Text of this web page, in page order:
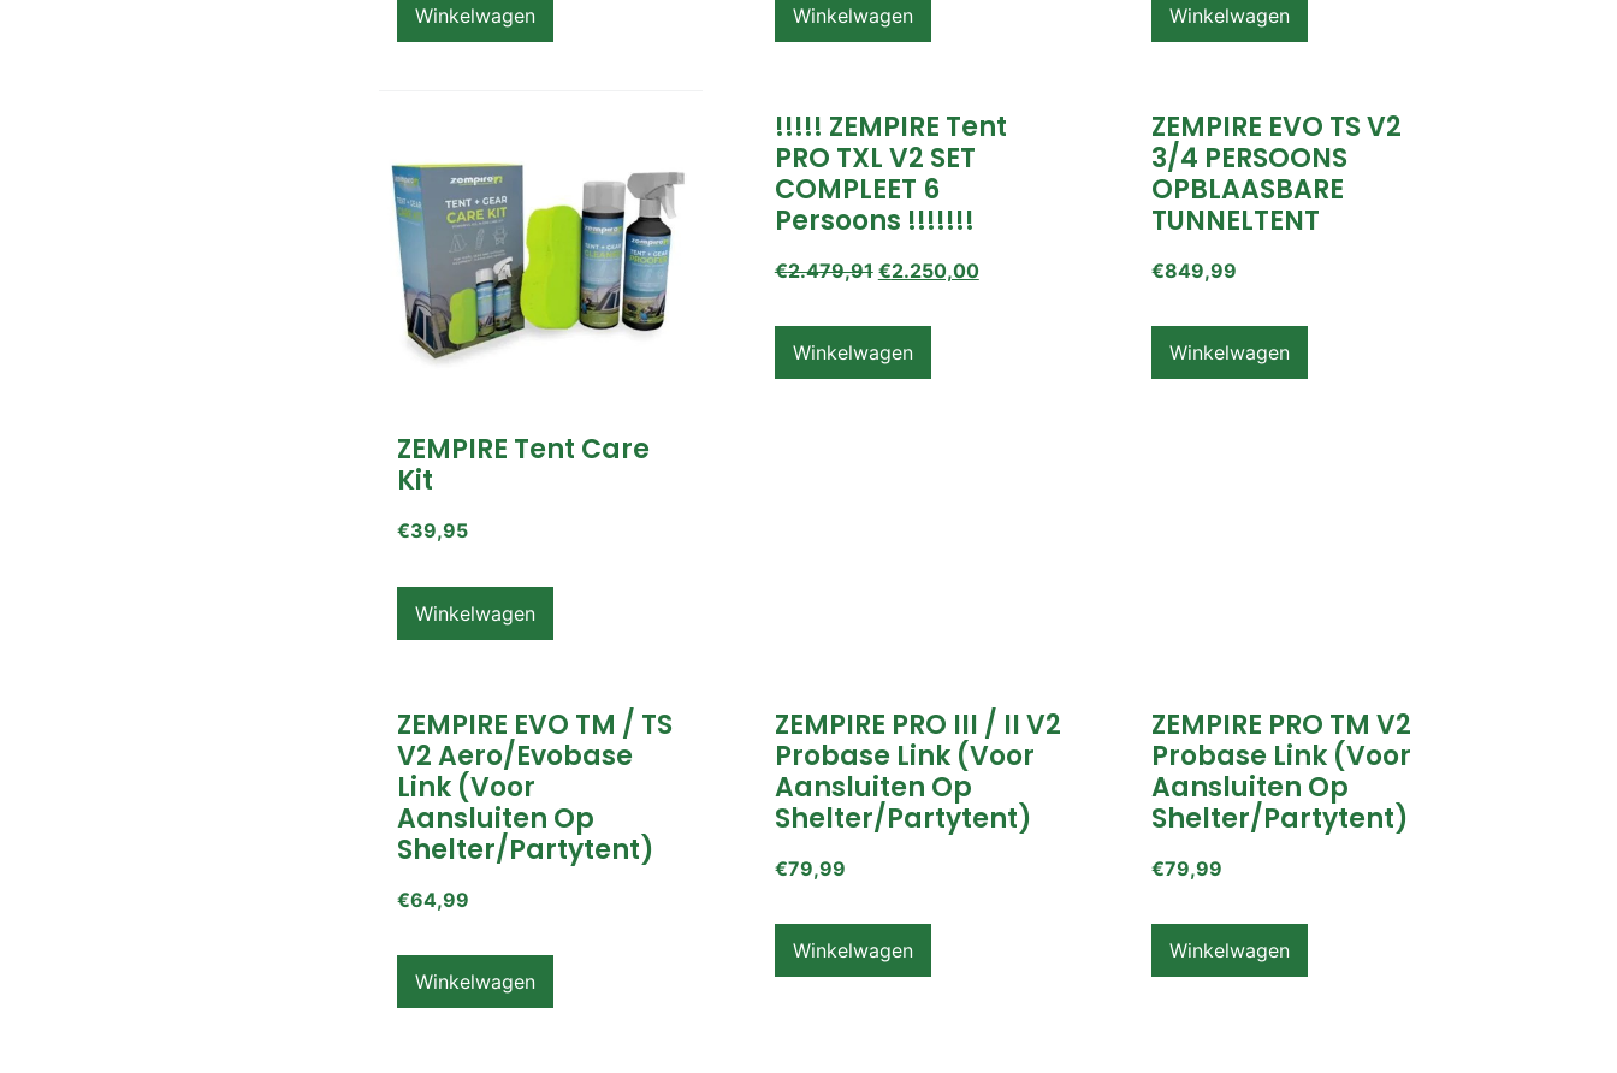
Winkelwagen Winkelwagen Winkelwagen
ZEMPIRE Tent Care
Kit
€39,95
Winkelwagen
!!!!! ZEMPIRE Tent
PRO TXL V2 SET
COMPLEET 6
Persoons !!!!!!!
€2.479,91 €2.250,00
Winkelwagen
ZEMPIRE EVO TS V2
3/4 PERSOONS
OPBLAASBARE
TUNNELTENT
€849,99
Winkelwagen
ZEMPIRE EVO TM / TS
V2 Aero/Evobase
Link (voor
Aansluiten Op
Shelter/partytent)
€64,99
Winkelwagen
ZEMPIRE PRO III / II V2
Probase Link (voor
Aansluiten Op
Shelter/partytent)
€79,99
Winkelwagen
ZEMPIRE PRO TM V2
Probase Link (voor
Aansluiten Op
Shelter/partytent)
€79,99
Winkelwagen